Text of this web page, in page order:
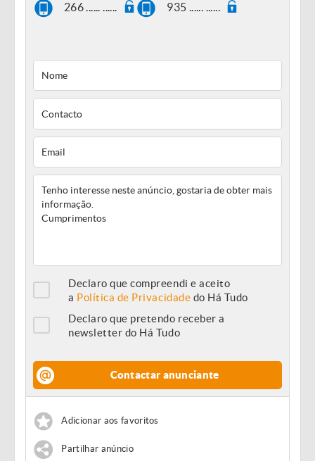
266 ...... ...... 935 ...... ......
Declaro que compreendi e aceito
a Política de Privacidade do Há Tudo
Declaro que pretendo receber a
newsletter do Há Tudo
Contactar anunciante
Adicionar aos favoritos
Partilhar anúncio